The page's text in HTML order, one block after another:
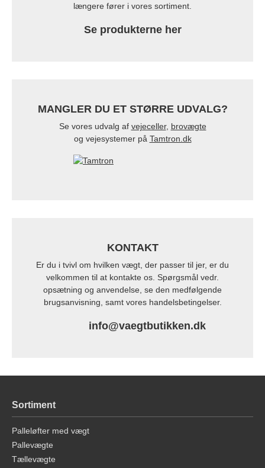
længere fører i vores sortiment.
Se produkterne her
MANGLER DU ET STØRRE UDVALG?
Se vores udvalg af vejeceller, brovægte
og vejesystemer på Tamtron.dk
KONTAKT
Er du i tvivl om hvilken vægt, der passer til jer, er du
velkommen til at kontakte os. Spørgsmål vedr.
opsætning og anvendelse, se den medfølgende
brugsanvisning, samt vores handelsbetingelser.
info@vaegtbutikken.dk
Sortiment
Palleløfter med vægt
Pallevægte
Tællevægte